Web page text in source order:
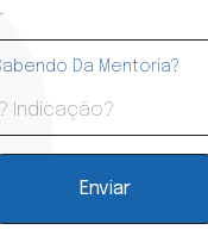
Da Mentoria?
Enviar